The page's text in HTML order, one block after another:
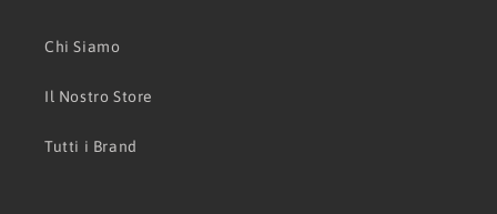
Chi Siamo
Il Nostro Store
Tutti i Brand